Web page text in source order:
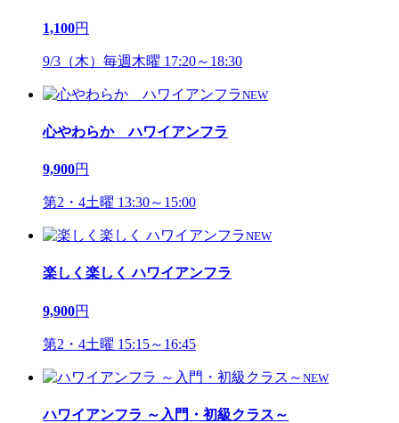
1,100円
9/3（木）毎週木曜 17:20～18:30
NEW
心やわらか ハワイアンフラ
9,900円
第2・4土曜 13:30～15:00
NEW
楽しく楽しく ハワイアンフラ
9,900円
第2・4土曜 15:15～16:45
NEW
ハワイアンフラ ～入門・初級クラス～